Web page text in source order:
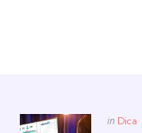
Posted
in Dica